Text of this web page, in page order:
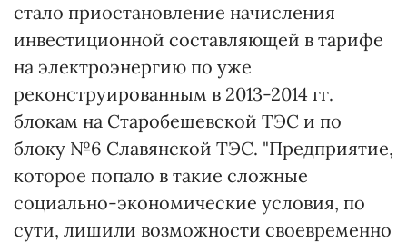
стало приостановление начисления
инвестиционной составляющей в тарифе
на электроэнергию по уже
реконструированным в 2013-2014 гг.
блокам на Старобешевской ТЭС и по
блоку №6 Славянской ТЭС. "Предприятие,
которое попало в такие сложные
социально-экономические условия, по
сути, лишили возможности своевременно